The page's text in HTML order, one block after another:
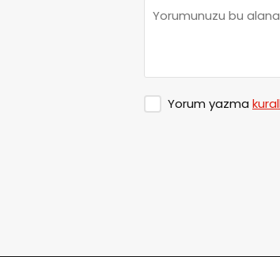
Yorum yazma